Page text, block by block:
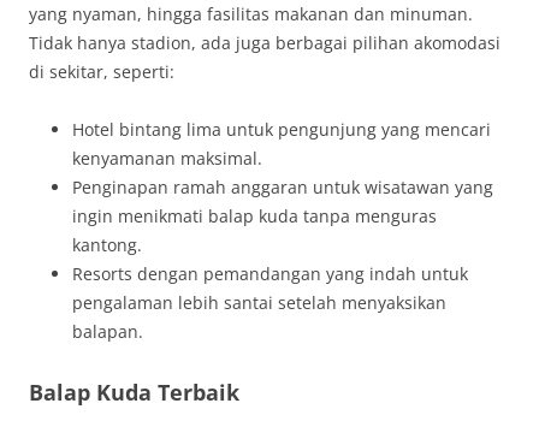
yang nyaman, hingga fasilitas makanan dan minuman.
Tidak hanya stadion, ada juga berbagai pilihan akomodasi
di sekitar, seperti:
Hotel bintang lima untuk pengunjung yang mencari
kenyamanan maksimal.
Penginapan ramah anggaran untuk wisatawan yang
ingin menikmati balap kuda tanpa menguras
kantong.
Resorts dengan pemandangan yang indah untuk
pengalaman lebih santai setelah menyaksikan
balapan.
Balap Kuda Terbaik